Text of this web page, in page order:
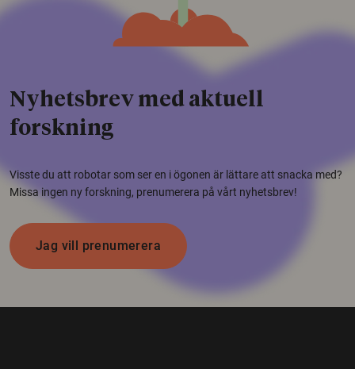
Nyhetsbrev med aktuell
forskning
Visste du att robotar som ser en i ögonen är lättare att snacka med?
Missa ingen ny forskning, prenumerera på vårt nyhetsbrev!
Jag vill prenumerera